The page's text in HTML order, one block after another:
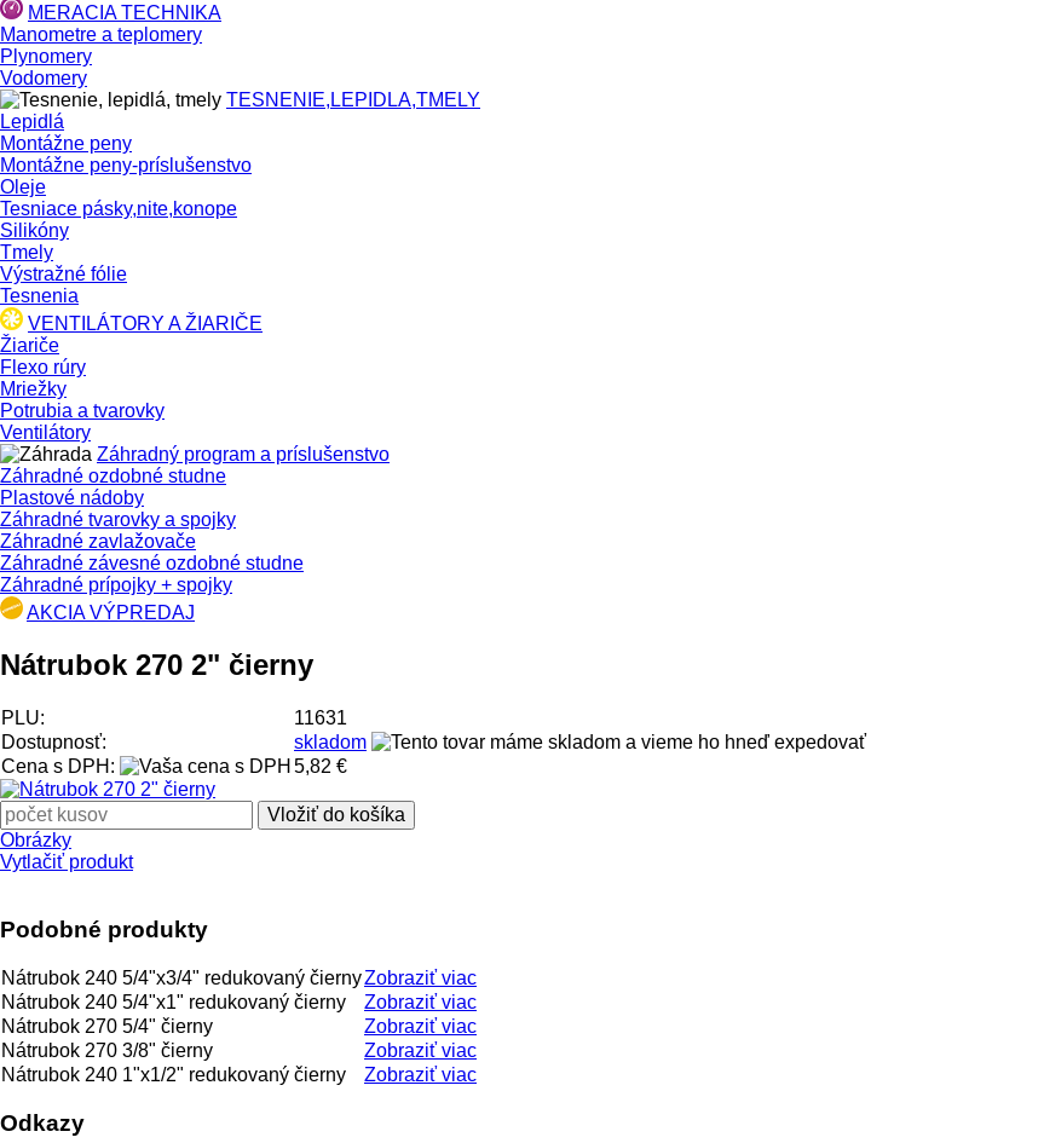
MERACIA TECHNIKA
Manometre a teplomery
Plynomery
Vodomery
TESNENIE,LEPIDLA,TMELY
Lepidlá
Montážne peny
Montážne peny-príslušenstvo
Oleje
Tesniace pásky,nite,konope
Silikóny
Tmely
Výstražné fólie
Tesnenia
VENTILÁTORY A ŽIARIČE
Žiariče
Flexo rúry
Mriežky
Potrubia a tvarovky
Ventilátory
Záhradný program a príslušenstvo
Záhradné ozdobné studne
Plastové nádoby
Záhradné tvarovky a spojky
Záhradné zavlažovače
Záhradné závesné ozdobné studne
Záhradné prípojky + spojky
AKCIA VÝPREDAJ
Nátrubok 270 2" čierny
PLU:
11631
Dostupnosť:
skladom
Cena s DPH:
5,82 €
Obrázky
Vytlačiť produkt
Podobné produkty
Nátrubok 240 5/4"x3/4" redukovaný čiernyZobraziť viac
Nátrubok 240 5/4"x1" redukovaný čierny
Zobraziť viac
Nátrubok 270 5/4" čierny
Zobraziť viac
Nátrubok 270 3/8" čierny
Zobraziť viac
Nátrubok 240 1"x1/2" redukovaný čierny
Zobraziť viac
Odkazy